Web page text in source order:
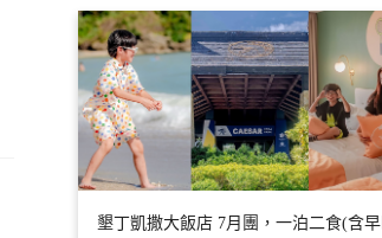
墾丁凱撒大飯店 7月團，一泊二食(含